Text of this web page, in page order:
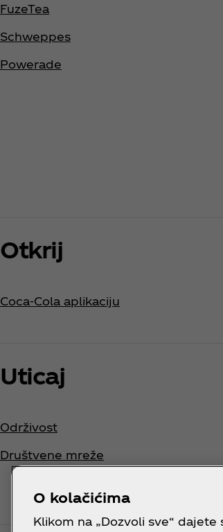
FuzeTea
Schweppes
Powerade
Otkrij
Coca‑Cola aplikaciju
Uticaj
Održivost
Društvene mreže
O kolačićima
Klikom na „Dozvoli sve“